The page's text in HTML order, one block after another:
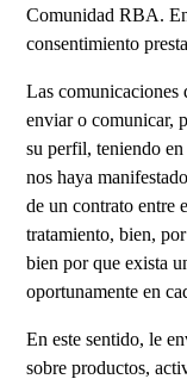
Comunidad RBA.
consentimiento
Las comunicaciones
enviar o comunicar,
su perfil, teniendo
nos haya
de un contrato entre
tratamiento, bien,
bien por que exista
oportunamente en
En este sentido, le
sobre productos,